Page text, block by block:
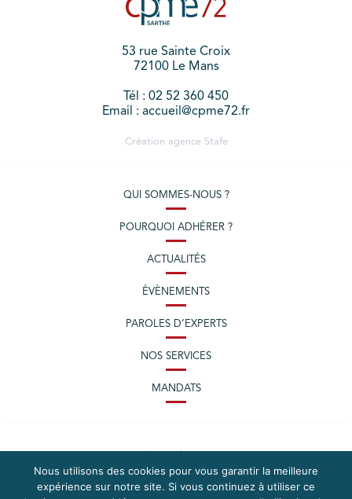
53 rue Sainte Croix
72100 Le Mans
Tél : 02 52 360 450
Email : accueil@cpme72.fr
Création agence Stafe
QUI SOMMES-NOUS ?
POURQUOI ADHÉRER ?
ACTUALITÉS
ÉVÈNEMENTS
PAROLES D’EXPERTS
NOS SERVICES
MANDATS
Nous utilisons des cookies pour vous garantir la meilleure
expérience sur notre site. Si vous continuez à utiliser ce